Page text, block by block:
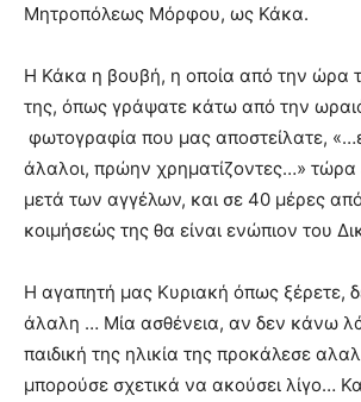
Μητροπόλεως Μόρφου, ως Κάκα.
Η Κάκα η βουβή, η οποία από την ώρα
της, όπως γράψατε κάτω από την
φωτογραφία που μας αποστείλατε,
άλαλοι, πρώην χρηματίζοντες…» τώρα
μετά των αγγέλων, και σε 40 μέρες
κοιμήσεώς της θα είναι ενώπιον του
Η αγαπητή μας Κυριακή όπως ξέρετε,
άλαλη … Μία ασθένεια, αν δεν κάνω
παιδική της ηλικία της προκάλεσε
μπορούσε σχετικά να ακούσει λίγο…